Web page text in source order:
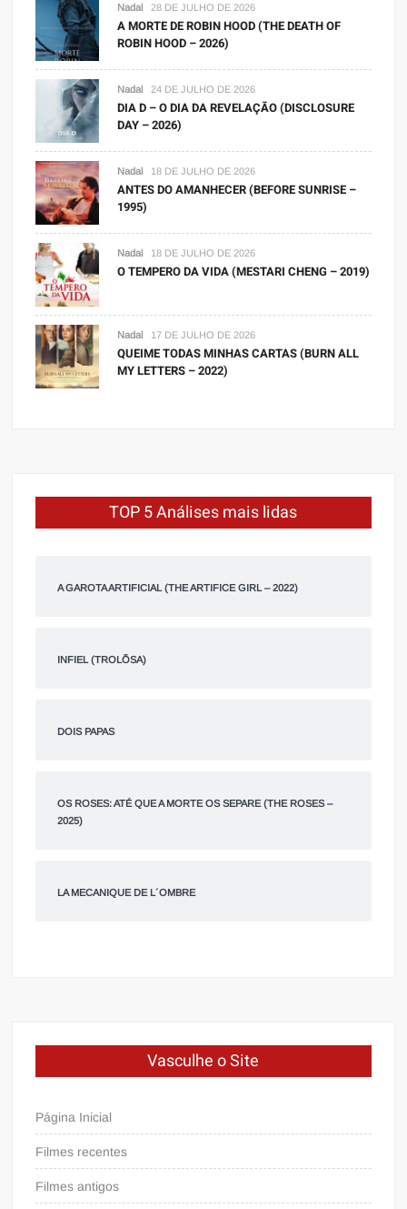
Nadal 28 DE JULHO DE 2026
A MORTE DE ROBIN HOOD (THE DEATH OF
ROBIN HOOD – 2026)
Nadal 24 DE JULHO DE 2026
DIA D – O DIA DA REVELAÇÃO (DISCLOSURE
DAY – 2026)
Nadal 18 DE JULHO DE 2026
ANTES DO AMANHECER (BEFORE SUNRISE –
1995)
Nadal 18 DE JULHO DE 2026
O TEMPERO DA VIDA (MESTARI CHENG – 2019)
Nadal 17 DE JULHO DE 2026
QUEIME TODAS MINHAS CARTAS (BURN ALL
MY LETTERS – 2022)
TOP 5 Análises mais lidas
A GAROTA ARTIFICIAL (THE ARTIFICE GIRL – 2022)
INFIEL (TROLÕSA)
DOIS PAPAS
OS ROSES: ATÉ QUE A MORTE OS SEPARE (THE ROSES –
2025)
LA MECANIQUE DE L´OMBRE
Vasculhe o Site
Página Inicial
Filmes recentes
Filmes antigos